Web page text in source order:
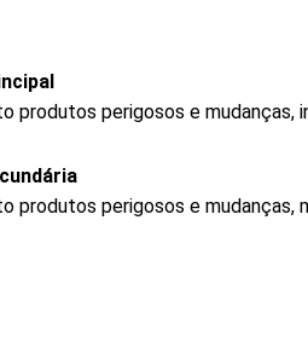
produtos perigosos e mudanças,
produtos perigosos e mudanças,